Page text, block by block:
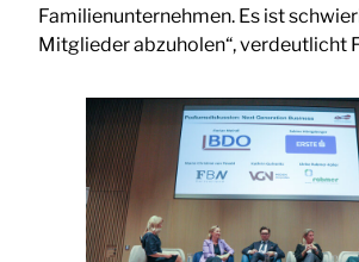
Familienunternehmen. Es ist
Mitglieder abzuholen“, verdeutlicht